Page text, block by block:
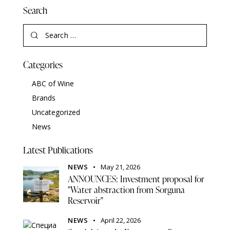
Search
Categories
ABC of Wine
Brands
Uncategorized
News
Latest Publications
NEWS May 21, 2026
ANNOUNCES: Investment proposal for
"Water abstraction from Sorguna
Reservoir"
NEWS April 22, 2026